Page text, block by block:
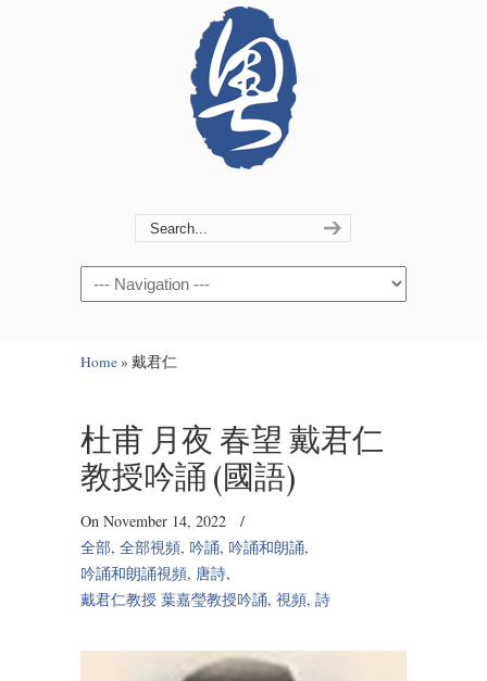
Navigation
Home» 戴君仁
杜甫 月夜 春望 戴君仁
教授吟誦 (國語)
On November 14, 2022
/
全部, 全部視頻, 吟誦, 吟誦和朗誦,
吟誦和朗誦視頻, 唐詩,
戴君仁教授 葉嘉瑩教授吟誦, 視頻, 詩